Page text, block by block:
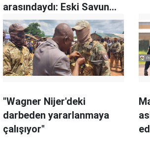
arasındaydı: Eski Savunma
Bakanı yargılanacak
"Wagner Nijer'deki
darbeden yararlanmaya
çalışıyor"